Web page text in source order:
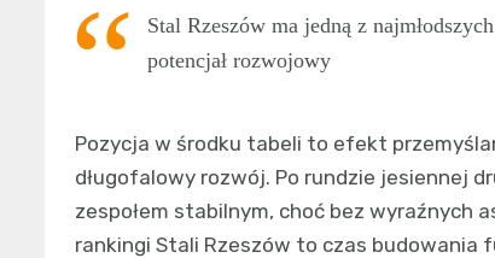
Stal Rzeszów ma jedną z
potencjał rozwojowy
Pozycja w środku tabeli to efekt
długofalowy rozwój. Po rundzie jesiennej
zespołem stabilnym, choć bez wyraźnych
rankingi Stali Rzeszów to czas budowania